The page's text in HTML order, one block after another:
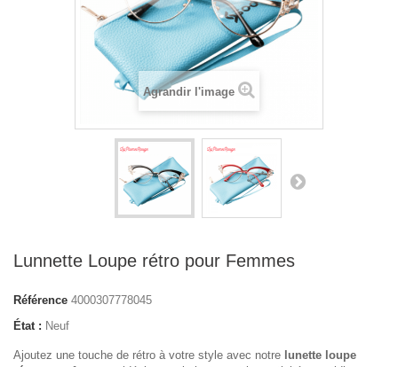
Agrandir l'image
Lunnette Loupe rétro pour Femmes
Référence 4000307778045
État : Neuf
Ajoutez une touche de rétro à votre style avec notre lunette loupe